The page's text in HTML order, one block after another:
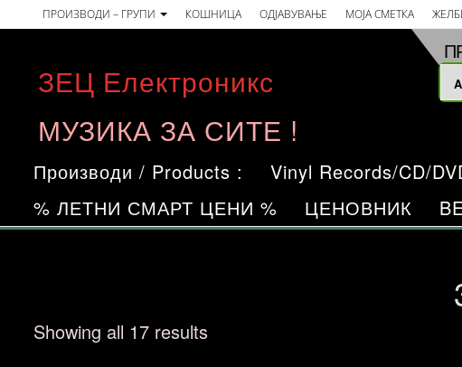
to
content
ПРОИЗВОДИ – ГРУПИ КОШНИЦА ОДЈАВУВАЊЕ МОЈА СМЕТКА
ЗЕЦ Електроникс
МУЗИКА ЗА СИТЕ !
Производи / Products : Vinyl Records/CD/
% ЛЕТНИ СМАРТ ЦЕНИ %
ЦЕНОВНИК
Showing all 17 resultsSorted